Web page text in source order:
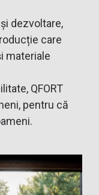
dezvoltare,
care
materiale
QFORT
pentru că